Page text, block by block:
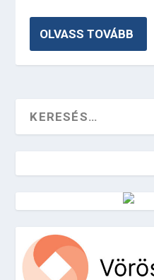
OLVASS TOVÁBB